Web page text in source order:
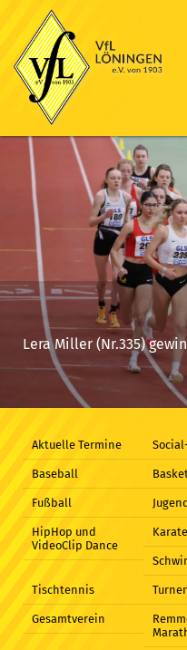
Lera Miller (Nr.335)
Aktuelle Termine
Baseball
Fußball
HipHop und
VideoClip Dance
Tischtennis
Gesamtverein